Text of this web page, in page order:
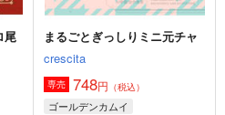
尾
まるごとぎっしりミニ元チャ
crescita
専売 748円 （税込）
ゴールデンカムイ